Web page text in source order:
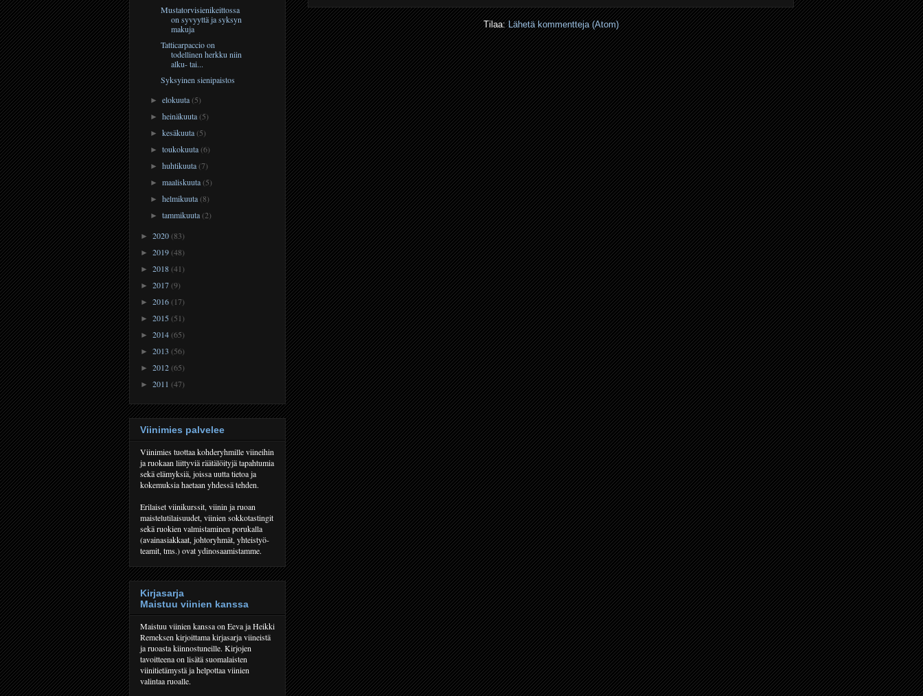
Tilaa:Lähetä kommentteja (Atom)
Mustatorvisienikeittossa
on syvyyttä ja syksyn
makuja
Tatticarpaccio on
todellinen herkku niin
alku- tai...
Syksyinen sienipaistos
►elokuuta(5)
►heinäkuuta(5)
►kesäkuuta(5)
►toukokuuta(6)
►huhtikuuta(7)
►maaliskuuta(5)
►helmikuuta(8)
►tammikuuta(2)
► 2020(83)
► 2019(48)
► 2018(41)
► 2017(9)
► 2016(17)
► 2015(51)
► 2014(65)
► 2013 (56)
► 2012(65)
► 2011 (47)
Viinimies palvelee
Viinimies tuottaa kohderyhmille viineihin
ja ruokaan liittyviä räätälöityjä tapahtumia
sekä elämyksiä, joissa uutta tietoa ja
kokemuksia haetaan yhdessä tehden.
Erilaiset viinikurssit, viinin ja ruoan
maistelutilaisuudet, viinien sokkotastingit
sekä ruokien valmistaminen porukalla
(avainasiakkaat, johtoryhmät, yhteistyö-
teamit, tms.) ovat ydinosaamistamme.
Kirjasarja
Maistuu viinien kanssa
Maistuu viinien kanssa on Eeva ja Heikki
Remeksen kirjoittama kirjasarja viineistä
ja ruoasta kiinnostuneille. Kirjojen
tavoitteena on lisätä suomalaisten
viinitietämystä ja helpottaa viinien
valintaa ruoalle.